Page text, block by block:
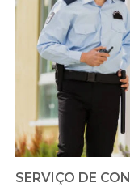
SERVIÇO DE